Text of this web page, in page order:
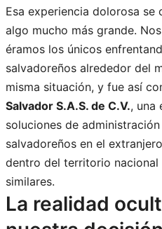
Esa experiencia dolorosa
algo mucho más grande.
éramos los únicos
salvadoreños alrededor del
misma situación, y fue así
Salvador S.A.S. de C.V., una
soluciones de
salvadoreños en el
dentro del territorio
similares.
La realidad